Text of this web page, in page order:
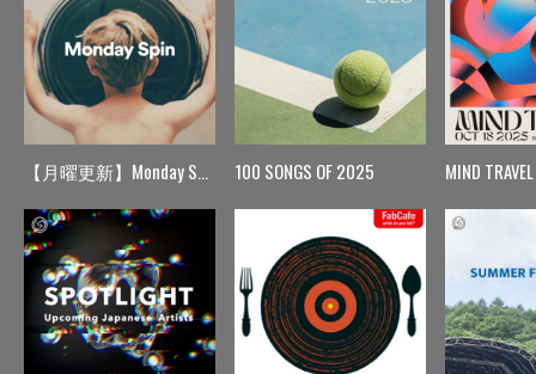
【月曜更新】Monday Spin 100 SONGS OF 2025 MIND TRAVEL